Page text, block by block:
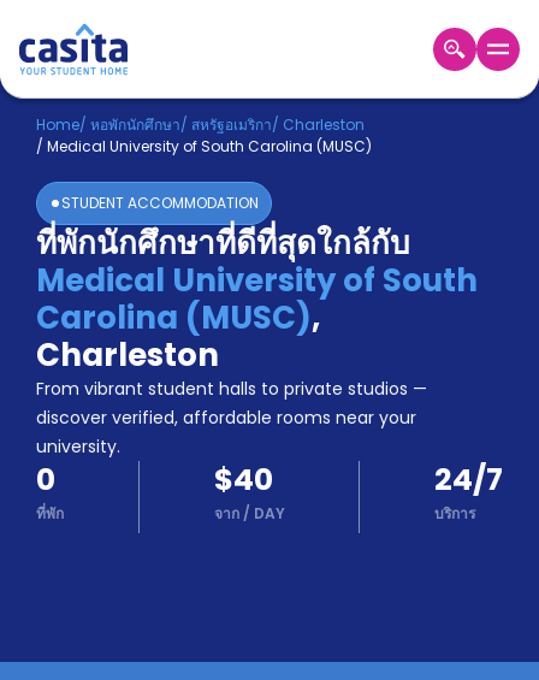
Home TH USD
เข้าสู่
ระบบ
Booking
Accommodation
About
us
Blog
Refer
And
Earn
Become
A
Partner
Help
and
Phone
Works
Home/ หอพักนักศึกษา/ สหรัฐอเมริกา/ Charleston
/ Medical University of South Carolina (MUSC)
STUDENT ACCOMMODATION
ที่พักนักศึกษาที่ดีที่สุดใกล้กับ
Medical University of South
Carolina (MUSC),
Charleston
From vibrant student halls to private studios —
discover verified, affordable rooms near your
university.
0
ที่พัก
$40
จาก/ DAY
24/7
บริการ